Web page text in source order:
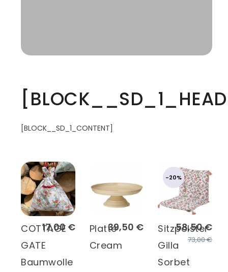
[BLOCK__SD_1_CONTENT]
17,00 €
COTTAGE
GATE
Baumwolle
39,50 €
Platte
Cream
-20%
58,50 €
73,00 €
Sitzpolster
Gilla
Sorbet